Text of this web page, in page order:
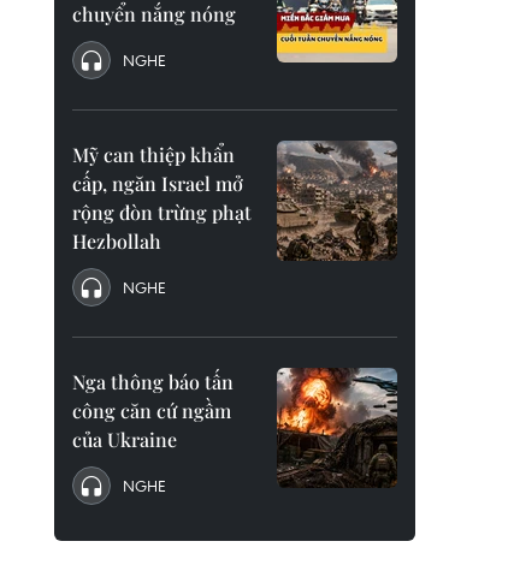
chuyển nắng nóng
NGHE
Mỹ can thiệp khẩn
cấp, ngăn Israel mở
rộng đòn trừng phạt
Hezbollah
NGHE
Nga thông báo tấn
công căn cứ ngầm
của Ukraine
NGHE